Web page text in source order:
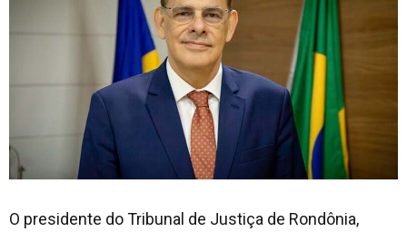
O presidente do Tribunal de Justiça de Rondônia,